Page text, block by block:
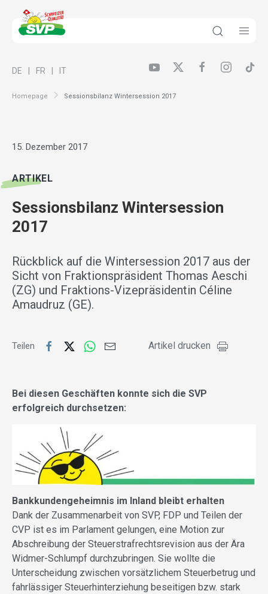
Homepage Sessionsbilanz Wintersession 2017
DE FR IT
15. Dezember 2017
ARTIKEL
Sessionsbilanz Wintersession
2017
Rückblick auf die Wintersession 2017 aus der
Sicht von Fraktionspräsident Thomas Aeschi
(ZG) und Fraktions-Vizepräsidentin Céline
Amaudruz (GE).
Teilen Artikel drucken
Bei diesen Geschäften konnte sich die SVP
erfolgreich durchsetzen:
Bankkundengeheimnis im Inland bleibt erhalten
Dank der Zusammenarbeit von SVP, FDP und Teilen der
CVP ist es im Parlament gelungen, eine Motion zur
Abschreibung der Steuerstrafrechtsrevision aus der Ära
Widmer-Schlumpf durchzubringen. Sie wollte die
Unterscheidung zwischen vorsätzlichem Steuerbetrug und
fahrlässiger Steuerhinterziehung beseitigen bzw. stark